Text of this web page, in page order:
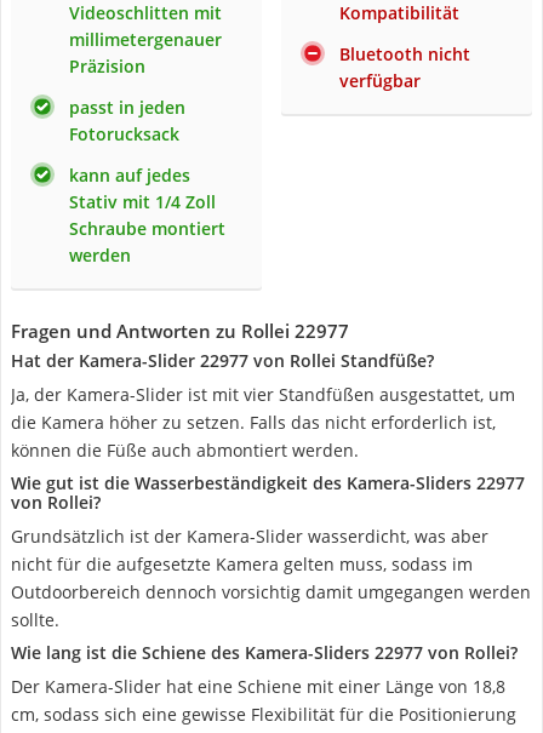
Videoschlitten mit
millimetergenauer
Präzision
passt in jeden
Fotorucksack
kann auf jedes
Stativ mit 1/4 Zoll
Schraube montiert
werden
Kompatibilität
Bluetooth nicht
verfügbar
Fragen und Antworten zu Rollei 22977
Hat der Kamera-Slider 22977 von Rollei Standfüße?
Ja, der Kamera-Slider ist mit vier Standfüßen ausgestattet, um
die Kamera höher zu setzen. Falls das nicht erforderlich ist,
können die Füße auch abmontiert werden.
Wie gut ist die Wasserbeständigkeit des Kamera-Sliders 22977
von Rollei?
Grundsätzlich ist der Kamera-Slider wasserdicht, was aber
nicht für die aufgesetzte Kamera gelten muss, sodass im
Outdoorbereich dennoch vorsichtig damit umgegangen werden
sollte.
Wie lang ist die Schiene des Kamera-Sliders 22977 von Rollei?
Der Kamera-Slider hat eine Schiene mit einer Länge von 18,8
cm, sodass sich eine gewisse Flexibilität für die Positionierung